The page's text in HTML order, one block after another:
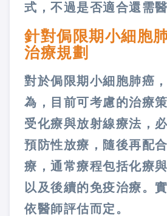
式，不過是否適合還需醫
針對侷限期小細胞
治療規劃
對於侷限期小細胞肺癌
為，目前可考慮的治療
受化療與放射線療法，
預防性放療，隨後再配
療，通常療程包括化療
以及後續的免疫治療。
依醫師評估而定。